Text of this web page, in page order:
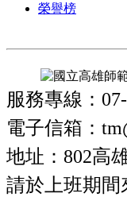
榮譽榜
服務專線：
電子信箱：
地址：802高
請於上班期間